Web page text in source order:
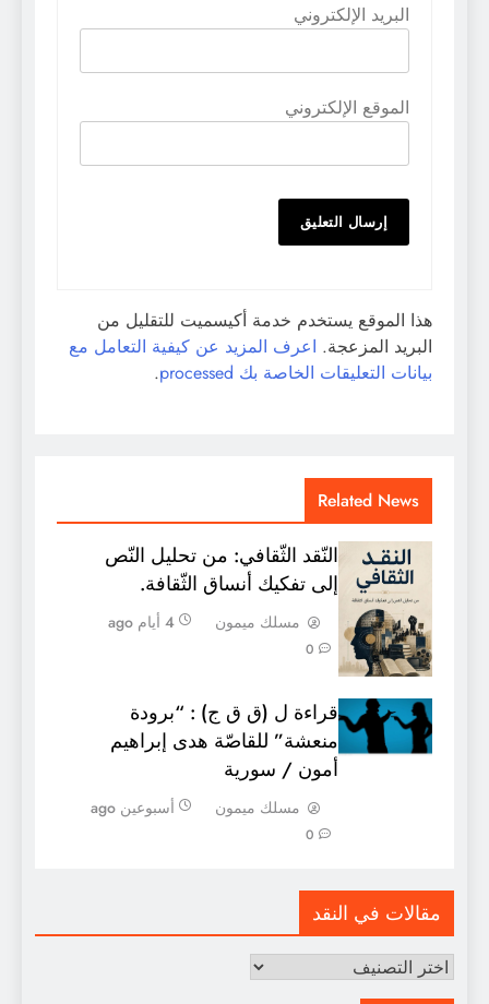
البريد الإلكتروني
الموقع الإلكتروني
هذا الموقع يستخدم خدمة أكيسميت للتقليل من
البريد المزعجة. اعرف المزيد عن كيفية التعامل مع
بيانات التعليقات الخاصة بك processed
.
Related News
النّقد الثّقافي: من تحليل النّص
إلى تفكيك أنساق الثّقافة.
مسلك ميمون 4 أيام ago
0
قراءة ل (ق ق ج) : “برودة
منعشة” للقاصّة هدى إبراهيم
أمون / سورية
مسلك ميمون أسبوعين ago
0
مقالات في النقد
مقالات